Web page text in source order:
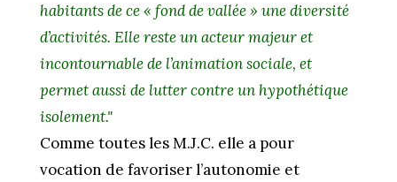
habitants de ce « fond de vallée » une diversité
d’activités. Elle reste un acteur majeur et
incontournable de l’animation sociale, et
permet aussi de lutter contre un hypothétique
isolement."
Comme toutes les M.J.C. elle a pour
vocation de favoriser l’autonomie et